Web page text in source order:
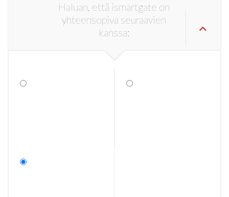
Haluan, että ismartgate on
yhteensopiva seuraavien
kanssa: